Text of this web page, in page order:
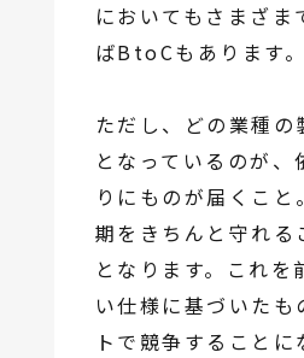
においてもさまざ
ばBtoCもあります。
ただし、どの業種の
となっているのが、
りにものが届くこと
期をきちんと守れる
となります。これを
い仕様に基づいたも
トで競争することに